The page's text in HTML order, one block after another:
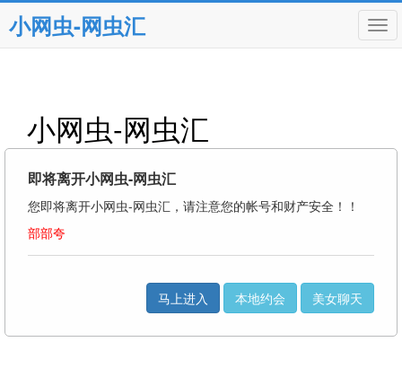
小网虫-网虫汇
小网虫-网虫汇
即将离开小网虫-网虫汇
您即将离开小网虫-网虫汇，请注意您的帐号和财产安全！！
部部夸
马上进入 本地约会 美女聊天